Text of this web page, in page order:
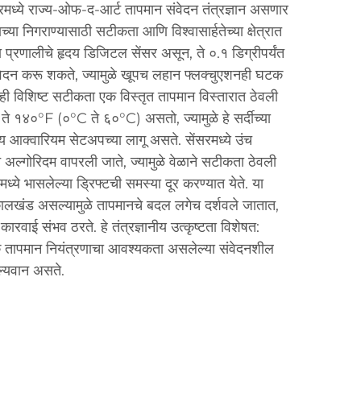
राज्य-ओफ-द-आर्ट तापमान संवेदन तंत्रज्ञान असणार
निगराण्यासाठी सटीकता आणि विश्वासार्हतेच्या क्षेत्रात
प्रणालीचे हृदय डिजिटल सेंसर असून, ते ०.१ डिग्रीपर्यंत
करू शकते, ज्यामुळे खूपच लहान फ्लक्चुएशनही घटक
विशिष्ट सटीकता एक विस्तृत तापमान विस्तारात ठेवली
ते १४०°F (०°C ते ६०°C) असतो, ज्यामुळे हे सर्दीच्या
आक्वारियम सेटअपच्या लागू असते. सेंसरमध्ये उंच
वापरली जाते, ज्यामुळे वेळाने सटीकता ठेवली
भासलेल्या ड्रिफ्टची समस्या दूर करण्यात येते. या
असल्यामुळे तापमानचे बदल लगेच दर्शवले जातात,
संभव ठरते. हे तंत्रज्ञानीय उत्कृष्टता विशेषत:
नियंत्रणाचा आवश्यकता असलेल्या संवेदनशील
असते.